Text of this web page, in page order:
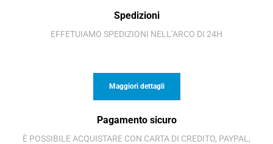
Spedizioni
EFFETUIAMO SPEDIZIONI NELL’ARCO DI 24H
Maggiori dettagli
Pagamento sicuro
È POSSIBILE ACQUISTARE CON CARTA DI CREDITO, PAYPAL,